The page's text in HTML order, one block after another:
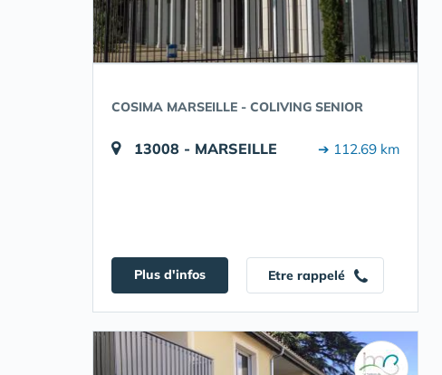
COSIMA MARSEILLE - COLIVING SENIOR
13008 - MARSEILLE ➔ 112.69 km
Plus d'infos Etre rappelé